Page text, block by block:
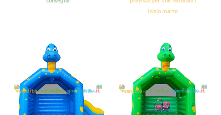
inizio marzo